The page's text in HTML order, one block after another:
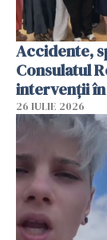
Accidente,
Consulatul
intervenții
26 IULIE 2026